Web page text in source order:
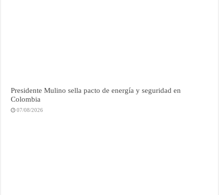
Presidente Mulino sella pacto de energía y seguridad en
Colombia
07/08/2026